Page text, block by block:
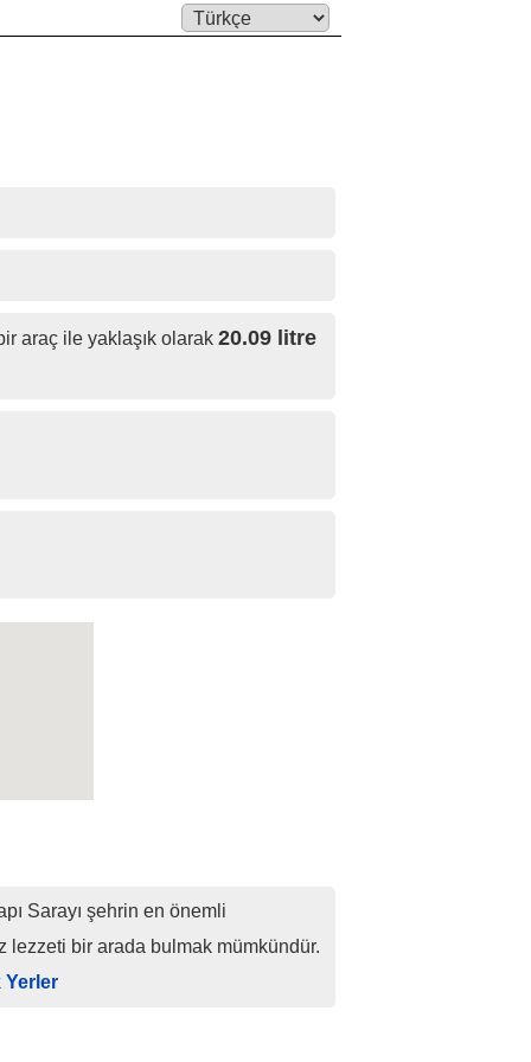
Language:
araç ile yaklaşık olarak 20.09 litre
Sarayı şehrin en önemli
lezzeti bir arada bulmak mümkündür.
Yerler